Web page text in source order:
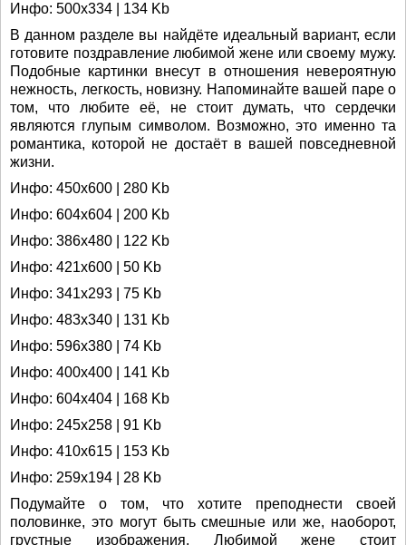
Инфо: 500х334 | 134 Kb
В данном разделе вы найдёте идеальный вариант, если
готовите поздравление любимой жене или своему мужу.
Подобные картинки внесут в отношения невероятную
нежность, легкость, новизну. Напоминайте вашей паре о
том, что любите её, не стоит думать, что сердечки
являются глупым символом. Возможно, это именно та
романтика, которой не достаёт в вашей повседневной
жизни.
Инфо: 450х600 | 280 Kb
Инфо: 604х604 | 200 Kb
Инфо: 386х480 | 122 Kb
Инфо: 421х600 | 50 Kb
Инфо: 341х293 | 75 Kb
Инфо: 483х340 | 131 Kb
Инфо: 596х380 | 74 Kb
Инфо: 400х400 | 141 Kb
Инфо: 604х404 | 168 Kb
Инфо: 245х258 | 91 Kb
Инфо: 410х615 | 153 Kb
Инфо: 259х194 | 28 Kb
Подумайте о том, что хотите преподнести своей
половинке, это могут быть смешные или же, наоборот,
грустные изображения. Любимой жене стоит